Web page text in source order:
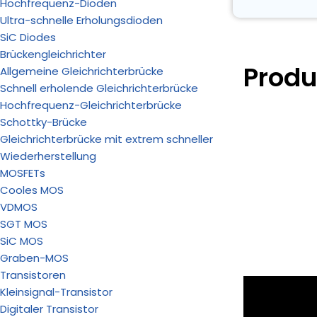
Hochfrequenz-Dioden
Ultra-schnelle Erholungsdioden
SiC Diodes
Brückengleichrichter
Allgemeine Gleichrichterbrücke
Schnell erholende Gleichrichterbrücke
Hochfrequenz-Gleichrichterbrücke
Schottky-Brücke
Gleichrichterbrücke mit extrem schneller
Wiederherstellung
MOSFETs
Cooles MOS
VDMOS
SGT MOS
SiC MOS
Graben-MOS
Transistoren
Kleinsignal-Transistor
Digitaler Transistor